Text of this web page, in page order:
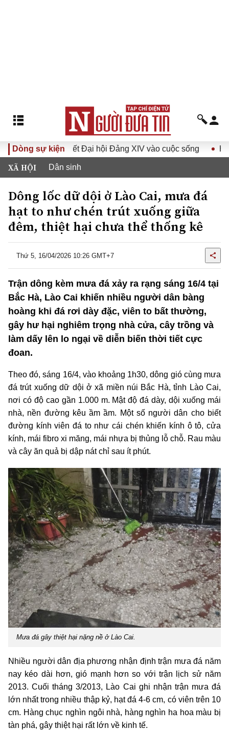
Dòng sự kiện
Nghị quyết Đại hội Đảng XIV vào cuộc sống Hướng tới
XÃ HỘI Dân sinh
Dông lốc dữ dội ở Lào Cai, mưa đá
hạt to như chén trút xuống giữa
đêm, thiệt hại chưa thể thống kê
Thứ 5, 16/04/2026 10:26 GMT+7
Trận dông kèm mưa đá xảy ra rạng sáng 16/4 tại
Bắc Hà, Lào Cai khiến nhiều người dân bàng
hoàng khi đá rơi dày đặc, viên to bất thường,
gây hư hại nghiêm trọng nhà cửa, cây trồng và
làm dấy lên lo ngại về diễn biến thời tiết cực
đoan.
Theo đó, sáng 16/4, vào khoảng 1h30, dông gió cùng mưa
đá trút xuống dữ dội ở xã miền núi Bắc Hà, tỉnh Lào Cai,
nơi có độ cao gần 1.000 m. Mật độ đá dày, dội xuống mái
nhà, nền đường kêu ầm ầm. Một số người dân cho biết
đường kính viên đá to như cái chén khiến kính ô tô, cửa
kính, mái fibro xi măng, mái nhựa bị thủng lỗ chỗ. Rau màu
và cây ăn quả bị dập nát chỉ sau ít phút.
Mưa đá gây thiệt hại nặng nề ở Lào Cai.
Nhiều người dân địa phương nhận định trận mưa đá năm
nay kéo dài hơn, gió mạnh hơn so với trận lịch sử năm
2013. Cuối tháng 3/2013, Lào Cai ghi nhận trận mưa đá
lớn nhất trong nhiều thập kỷ, hạt đá 4-6 cm, có viên trên 10
cm. Hàng chục nghìn ngôi nhà, hàng nghìn ha hoa màu bị
tàn phá, gây thiệt hại rất lớn về kinh tế.